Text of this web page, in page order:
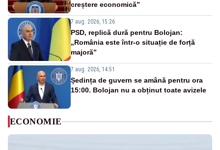
creștere economică”
7 aug. 2026, 15:26
PSD, replică dură pentru Bolojan:
„România este într-o situație de forță
majoră”
7 aug. 2026, 14:51
Ședința de guvern se amână pentru ora
15:00. Bolojan nu a obținut toate avizele
ECONOMIE